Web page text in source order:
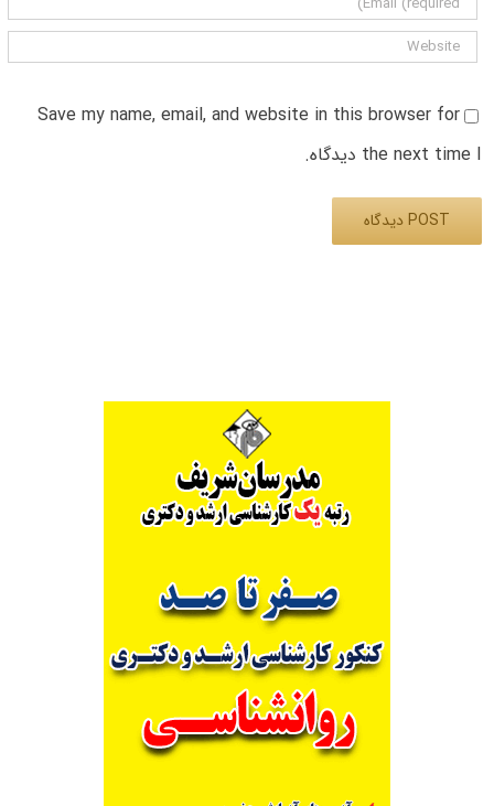
Save my name, email, and website in this browser for
the next time I دیدگاه.